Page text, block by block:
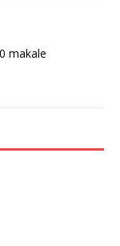
makale